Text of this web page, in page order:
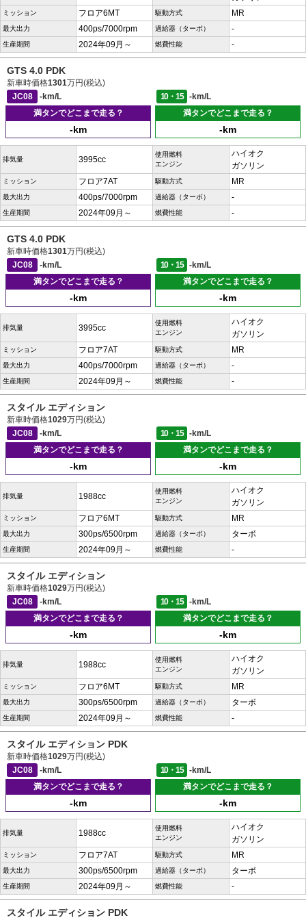
ミッション フロア6MT 駆動方式 MR
最大出力 400ps/7000rpm 過給器（ターボ） -
生産期間 2024年09月～ 燃費性能 -
GTS 4.0 PDK
新車時価格1301万円(税込)
JC08
-km/L 10・15
-km/L
満タンでどこまで走る？
-km
満タンでどこまで走る？
-km
排気量 3995cc
使用燃料
エンジン
ハイオク
ガソリン
ミッション フロア7AT 駆動方式 MR
最大出力 400ps/7000rpm 過給器（ターボ） -
生産期間 2024年09月～ 燃費性能 -
GTS 4.0 PDK
新車時価格1301万円(税込)
JC08
-km/L 10・15
-km/L
満タンでどこまで走る？
-km
満タンでどこまで走る？
-km
排気量 3995cc
使用燃料
エンジン
ハイオク
ガソリン
ミッション フロア7AT 駆動方式 MR
最大出力 400ps/7000rpm 過給器（ターボ） -
生産期間 2024年09月～ 燃費性能 -
スタイル エディション
新車時価格1029万円(税込)
JC08
-km/L 10・15
-km/L
満タンでどこまで走る？
-km
満タンでどこまで走る？
-km
排気量 1988cc
使用燃料
エンジン
ハイオク
ガソリン
ミッション フロア6MT 駆動方式 MR
最大出力 300ps/6500rpm 過給器（ターボ） ターボ
生産期間 2024年09月～ 燃費性能 -
スタイル エディション
新車時価格1029万円(税込)
JC08
-km/L 10・15
-km/L
満タンでどこまで走る？
-km
満タンでどこまで走る？
-km
排気量 1988cc
使用燃料
エンジン
ハイオク
ガソリン
ミッション フロア6MT 駆動方式 MR
最大出力 300ps/6500rpm 過給器（ターボ） ターボ
生産期間 2024年09月～ 燃費性能 -
スタイル エディション PDK
新車時価格1029万円(税込)
JC08
-km/L 10・15
-km/L
満タンでどこまで走る？
-km
満タンでどこまで走る？
-km
排気量 1988cc
使用燃料
エンジン
ハイオク
ガソリン
ミッション フロア7AT 駆動方式 MR
最大出力 300ps/6500rpm 過給器（ターボ） ターボ
生産期間 2024年09月～ 燃費性能 -
スタイル エディション PDK